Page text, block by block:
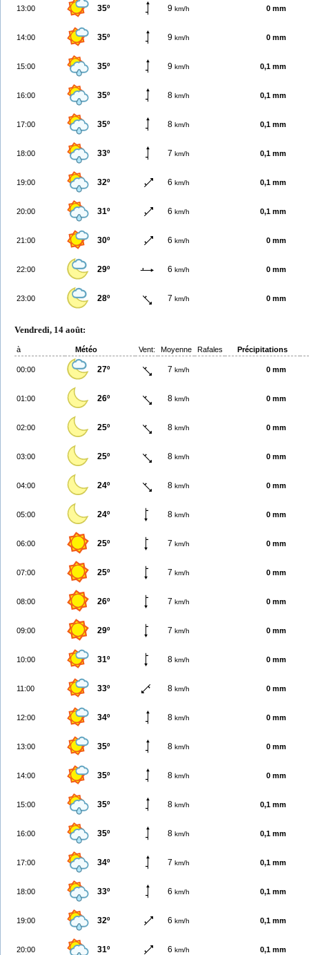
13:00 35º 9 km/h 0 mm
14:00 35º 9 km/h 0 mm
15:00 35º 9 km/h 0,1 mm
16:00 35º 8 km/h 0,1 mm
17:00 35º 8 km/h 0,1 mm
18:00 33º 7 km/h 0,1 mm
19:00 32º 6 km/h 0,1 mm
20:00 31º 6 km/h 0,1 mm
21:00 30º 6 km/h 0 mm
22:00 29º 6 km/h 0 mm
23:00 28º 7 km/h 0 mm
Vendredi, 14 août:
à Météo Vent: Moyenne Rafales Précipitations
00:00 27º 7 km/h 0 mm
01:00 26º 8 km/h 0 mm
02:00 25º 8 km/h 0 mm
03:00 25º 8 km/h 0 mm
04:00 24º 8 km/h 0 mm
05:00 24º 8 km/h 0 mm
06:00 25º 7 km/h 0 mm
07:00 25º 7 km/h 0 mm
08:00 26º 7 km/h 0 mm
09:00 29º 7 km/h 0 mm
10:00 31º 8 km/h 0 mm
11:00 33º 8 km/h 0 mm
12:00 34º 8 km/h 0 mm
13:00 35º 8 km/h 0 mm
14:00 35º 8 km/h 0 mm
15:00 35º 8 km/h 0,1 mm
16:00 35º 8 km/h 0,1 mm
17:00 34º 7 km/h 0,1 mm
18:00 33º 6 km/h 0,1 mm
19:00 32º 6 km/h 0,1 mm
20:00 31º 6 km/h 0,1 mm